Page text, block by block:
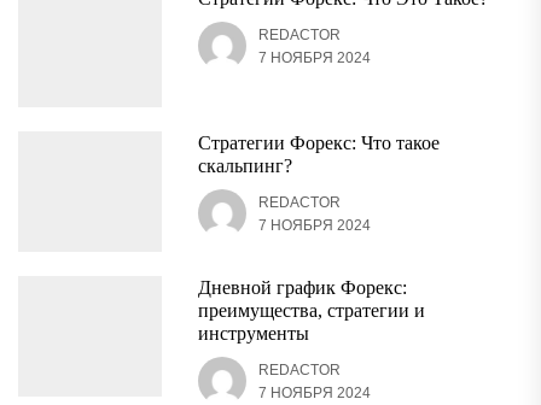
REDACTOR
7 НОЯБРЯ 2024
Стратегии Форекс: Что такое
скальпинг?
REDACTOR
7 НОЯБРЯ 2024
Дневной график Форекс:
преимущества, стратегии и
инструменты
REDACTOR
7 НОЯБРЯ 2024